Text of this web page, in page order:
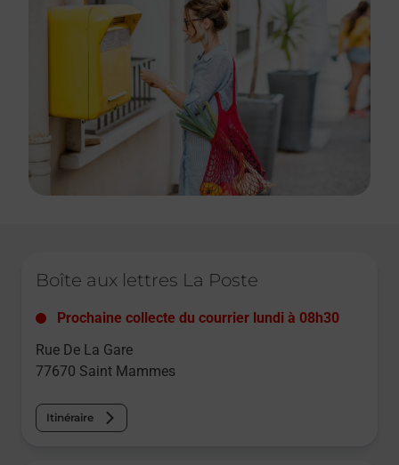
Boîte aux lettres La Poste
Prochaine collecte du courrier lundi à 08h30
Rue De La Gare
77670 Saint Mammes
Itinéraire